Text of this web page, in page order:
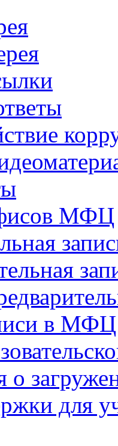
МФЦ
в МФЦ
для